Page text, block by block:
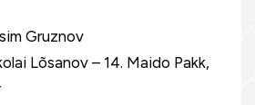
Gruznov
Lõsanov – 14. Maido Pakk,